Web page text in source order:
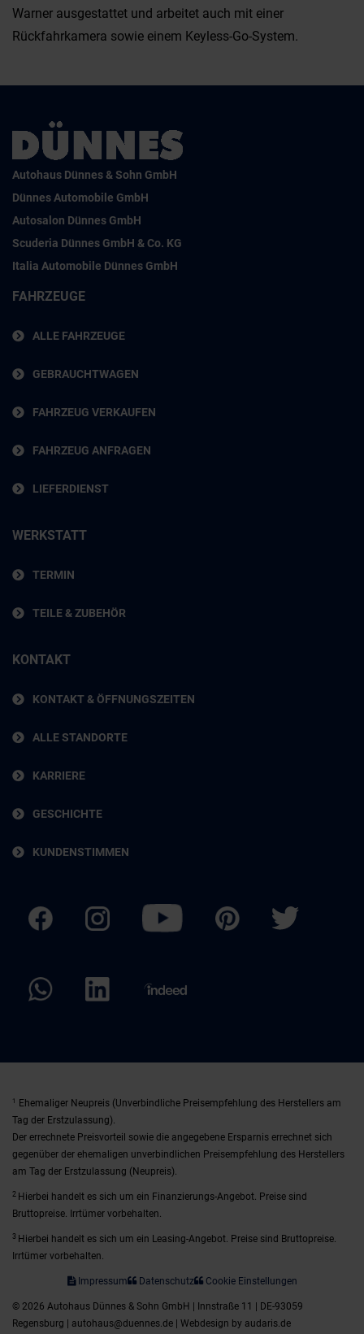
Warner ausgestattet und arbeitet auch mit einer
Rückfahrkamera sowie einem Keyless-Go-System.
Autohaus Dünnes & Sohn GmbH
Dünnes Automobile GmbH
Autosalon Dünnes GmbH
Scuderia Dünnes GmbH & Co. KG
Italia Automobile Dünnes GmbH
FAHRZEUGE
ALLE FAHRZEUGE
GEBRAUCHTWAGEN
FAHRZEUG VERKAUFEN
FAHRZEUG ANFRAGEN
LIEFERDIENST
WERKSTATT
TERMIN
TEILE & ZUBEHÖR
KONTAKT
KONTAKT & ÖFFNUNGSZEITEN
ALLE STANDORTE
KARRIERE
GESCHICHTE
KUNDENSTIMMEN
1
Ehemaliger Neupreis (Unverbindliche Preisempfehlung des Herstellers am
Tag der Erstzulassung).
Der errechnete Preisvorteil sowie die angegebene Ersparnis errechnet sich
gegenüber der ehemaligen unverbindlichen Preisempfehlung des Herstellers
am Tag der Erstzulassung (Neupreis).
2 Hierbei handelt es sich um ein Finanzierungs-Angebot. Preise sind
Bruttopreise. Irrtümer vorbehalten.
3 Hierbei handelt es sich um ein Leasing-Angebot. Preise sind Bruttopreise.
Irrtümer vorbehalten.
Impressum Datenschutz Cookie Einstellungen
© 2026 Autohaus Dünnes & Sohn GmbH | Innstraße 11 | DE-93059
Regensburg | autohaus@duennes.de | Webdesign by audaris.de